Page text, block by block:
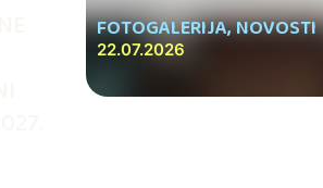
FOTOGALERIJA,NOVOSTI
22.07.2026